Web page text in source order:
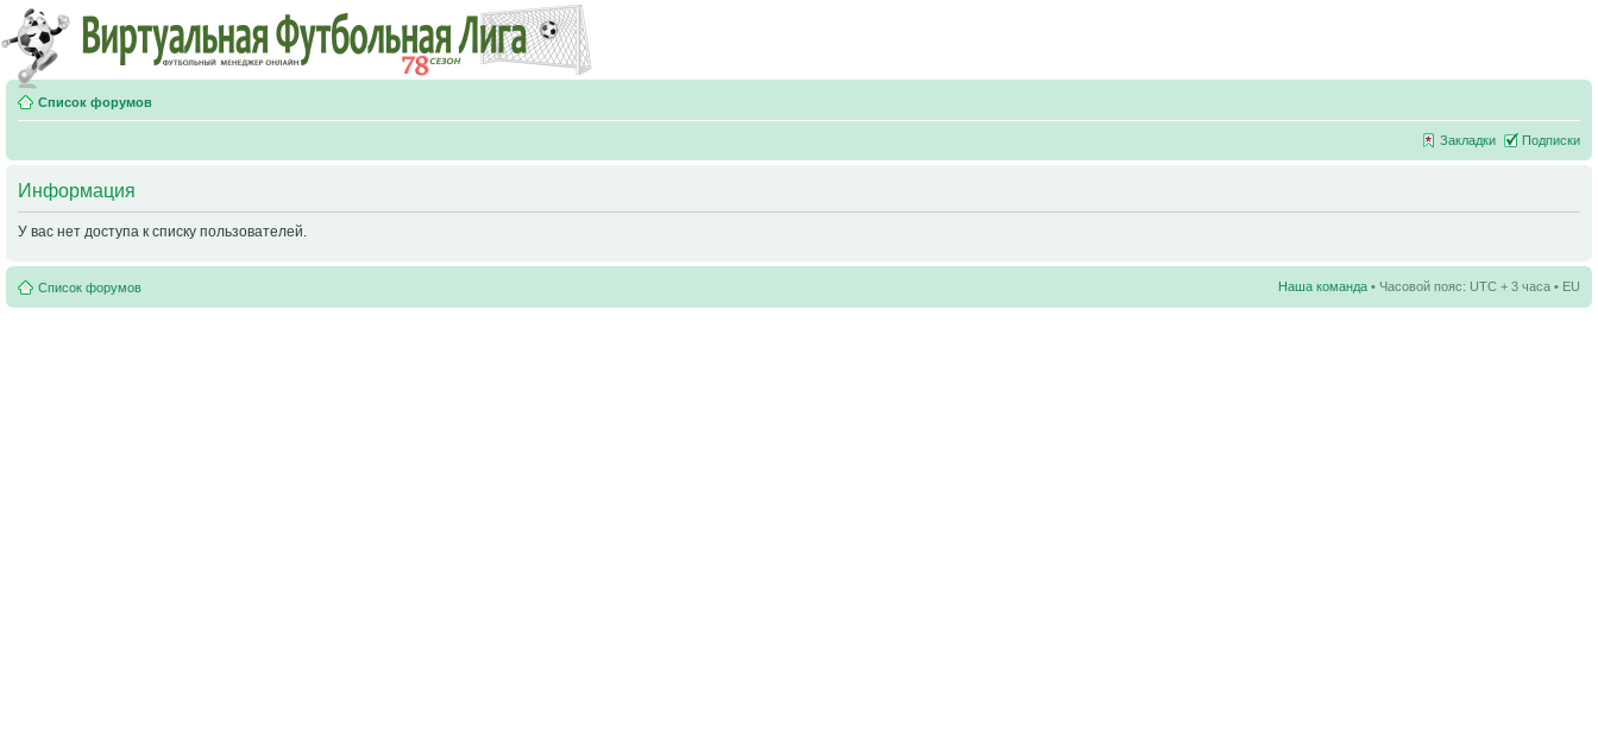
Список форумов
Закладки Подписки
Информация
У вас нет доступа к списку пользователей.
Список форумов Наша команда • Часовой пояс: UTC + 3 часа • EU